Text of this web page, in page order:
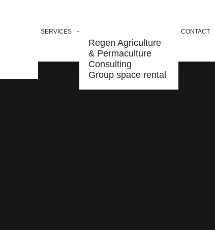
SERVICES
Regen Agriculture
& Permaculture
Consulting
Group space rental
CONTACT